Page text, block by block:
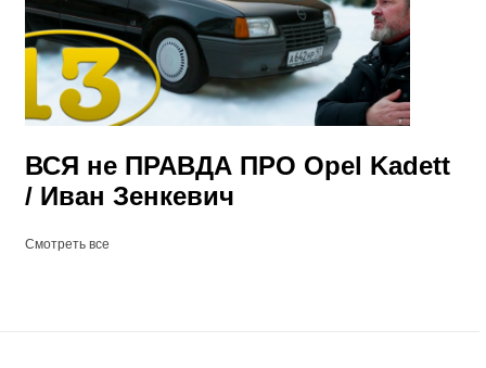
ВСЯ не ПРАВДА ПРО Opel Kadett
/ Иван Зенкевич
Смотреть все